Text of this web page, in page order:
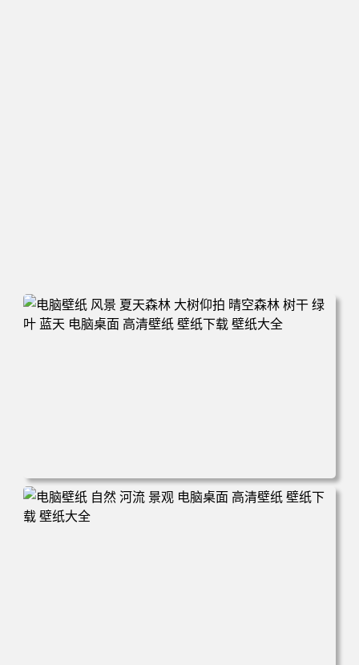
电脑壁纸 风景 夏天森林 大树仰拍 晴空森林 树干 绿叶 蓝天
电脑桌面 高清壁纸 壁纸下载 壁纸大全